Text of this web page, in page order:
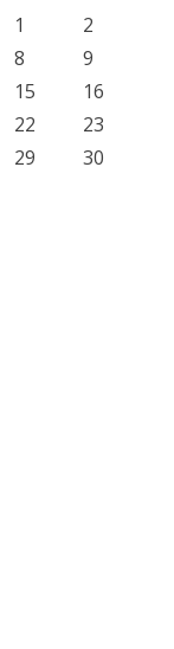
1
2
8
9
15
16
22
23
29
30